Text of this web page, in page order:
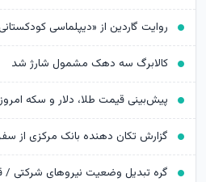
روایت گاردین از «دیپلماسی
کالابرگ سه دهک مشمول شارژ شد
گره تبدیل وضعیت نیروهای شرکتی /